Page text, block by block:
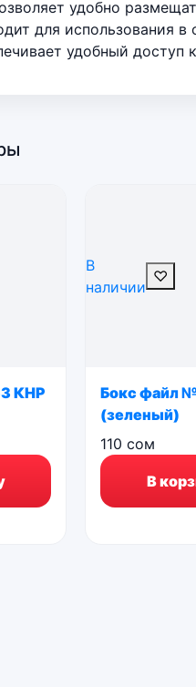
удобно
для использования
удобный
КНР
В
наличии
♡
Бокс файл
(зеленый)
110 сом
В